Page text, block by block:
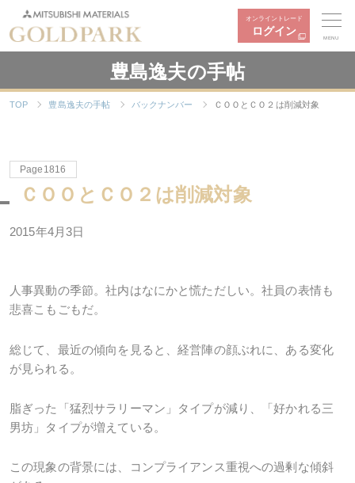
オンライントレード
ログイン
MENU
豊島逸夫の手帖
TOP 豊島逸夫の手帖 バックナンバー ＣＯＯとＣＯ２は削減対象
Page1816
ＣＯＯとＣＯ２は削減対象
2015年4月3日
人事異動の季節。社内はなにかと慌ただしい。社員の表情も
悲喜こもごもだ。
総じて、最近の傾向を見ると、経営陣の顔ぶれに、ある変化
が見られる。
脂ぎった「猛烈サラリーマン」タイプが減り、「好かれる三
男坊」タイプが増えている。
この現象の背景には、コンプライアンス重視への過剰な傾斜